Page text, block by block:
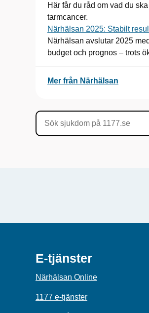
Här får du råd om vad du
tarmcancer.
Närhälsan 2025: Stabilt
Närhälsan avslutar 2025
budget och prognos – trots
Mer från Närhälsan
E-tjänster
Närhälsan Online
1177 e-tjänster